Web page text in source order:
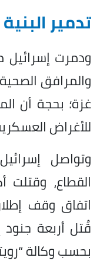
تدمير
ودمرت
والمرافق
غزة؛ بحجة أن
للأغراض
وتواصل
اتفاق وقف
قُتل أربعة جنود
بحسب وكالة